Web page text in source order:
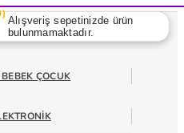
Alışveriş sepetinizde ürün
bulunmamaktadır.
ÇOCUK